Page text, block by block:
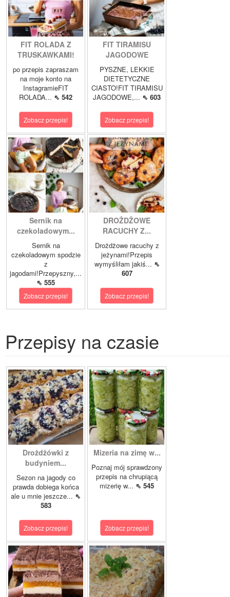
FIT ROLADA Z
TRUSKAWKAMI!
po przepis zapraszam
na moje konto na
InstagramieFIT
ROLADA... ⇖ 542
Zobacz przepis!
FIT TIRAMISU
JAGODOWE
PYSZNE, LEKKIE
DIETETYCZNE
CIASTO!FIT TIRAMISU
JAGODOWE,... ⇖ 603
Zobacz przepis!
Sernik na
czekoladowym...
Sernik na
czekoladowym spodzie
z
jagodami!Przepyszny,...
⇖ 555
Zobacz przepis!
DROŻDŻOWE
RACUCHY Z...
Drożdżowe racuchy z
jeżynami!Przepis
wymyśliłam jakiś... ⇖
607
Zobacz przepis!
Przepisy na czasie
Drożdżówki z
budyniem...
Sezon na jagody co
prawda dobiega końca
ale u mnie jeszcze... ⇖
583
Zobacz przepis!
Mizeria na zimę w...
Poznaj mój sprawdzony
przepis na chrupiącą
mizerię w... ⇖ 545
Zobacz przepis!